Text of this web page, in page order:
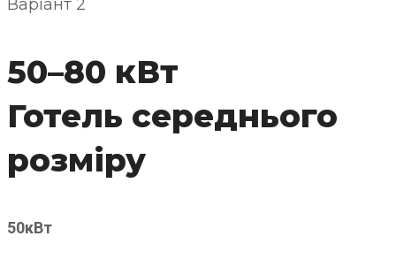
Варіант 2
50–80 кВт
Готель середнього
розміру
50кВт